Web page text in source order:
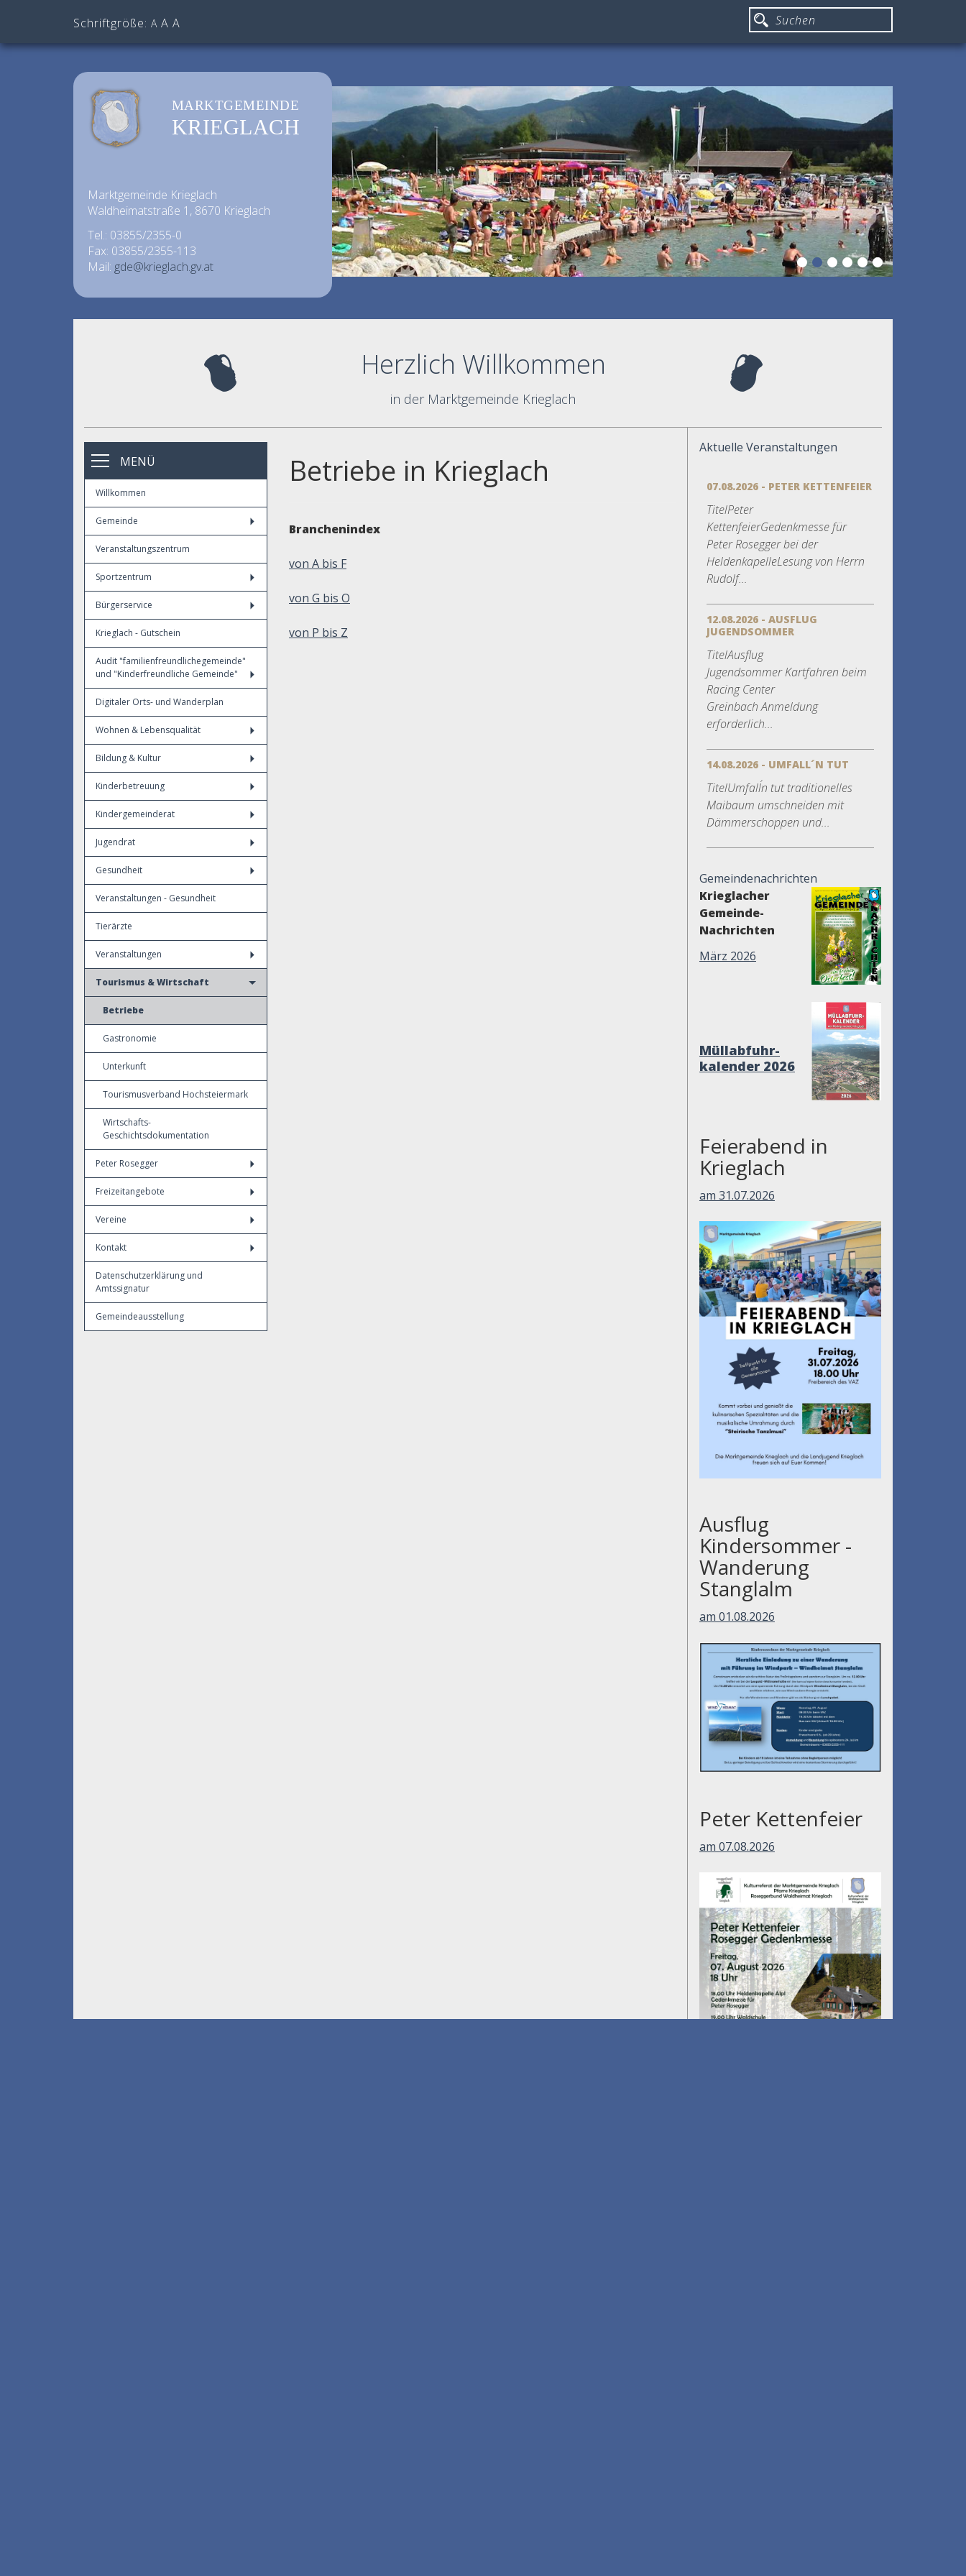
Schriftgröße: A A A
MARKTGEMEINDE
KRIEGLACH
Marktgemeinde Krieglach
Waldheimatstraße 1, 8670 Krieglach
Tel.: 03855/2355-0
Fax: 03855/2355-113
Mail: gde@krieglach.gv.at
Herzlich Willkommen
in der Marktgemeinde Krieglach
MENÜ
Willkommen
Gemeinde
Veranstaltungszentrum
Sportzentrum
Bürgerservice
Krieglach - Gutschein
Audit "familienfreundlichegemeinde"
und "Kinderfreundliche Gemeinde"
Digitaler Orts- und Wanderplan
Wohnen & Lebensqualität
Bildung & Kultur
Kinderbetreuung
Kindergemeinderat
Jugendrat
Gesundheit
Veranstaltungen - Gesundheit
Tierärzte
Veranstaltungen
Tourismus & Wirtschaft
Betriebe
Gastronomie
Unterkunft
Tourismusverband Hochsteiermark
Wirtschafts-
Geschichtsdokumentation
Peter Rosegger
Freizeitangebote
Vereine
Kontakt
Datenschutzerklärung und
Amtssignatur
Gemeindeausstellung
Betriebe in Krieglach
Branchenindex
von A bis F
von G bis O
von P bis Z
Aktuelle Veranstaltungen
07.08.2026 - PETER KETTENFEIER
TitelPeter
KettenfeierGedenkmesse für
Peter Rosegger bei der
HeldenkapelleLesung von Herrn
Rudolf...
12.08.2026 - AUSFLUG
JUGENDSOMMER
TitelAusflug
Jugendsommer Kartfahren beim
Racing Center
Greinbach Anmeldung
erforderlich...
14.08.2026 - UMFALL´N TUT
TitelUmfall´n tut traditionelles
Maibaum umschneiden mit
Dämmerschoppen und...
Gemeindenachrichten
Krieglacher
Gemeinde-
Nachrichten
März 2026
Müllabfuhr-
kalender 2026
Feierabend in
Krieglach
am 31.07.2026
Ausflug
Kindersommer -
Wanderung
Stanglalm
am 01.08.2026
Peter Kettenfeier
am 07.08.2026